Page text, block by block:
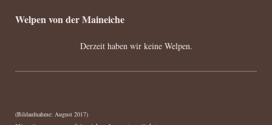
Welpen von der Maineiche
Derzeit haben wir keine Welpen.
(Bildaufnahme: August 2017)